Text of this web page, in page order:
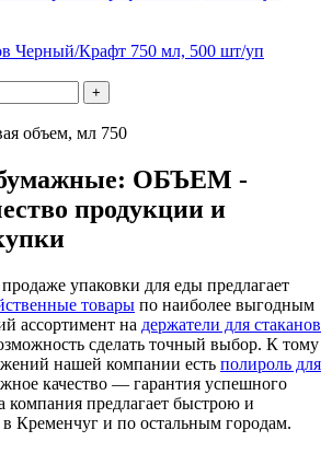
Черный/Крафт 750 мл, 500 шт/уп
+
ОБЪЕМ -
продукции и
упаковки для еды предлагает
товары по наиболее выгодным
ассортимент на держатели для стаканов
сделать точный выбор. К тому
нашей компании есть полироль для
качество — гарантия успешного
компания предлагает быстрою и
Кременчуг и по остальным городам.